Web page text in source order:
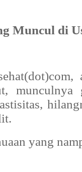
Muncul di
yang